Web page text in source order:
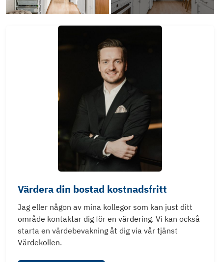
Värdera din bostad kostnadsfritt
Jag eller någon av mina kollegor som kan just ditt
område kontaktar dig för en värdering. Vi kan också
starta en värdebevakning åt dig via vår tjänst
Värdekollen.